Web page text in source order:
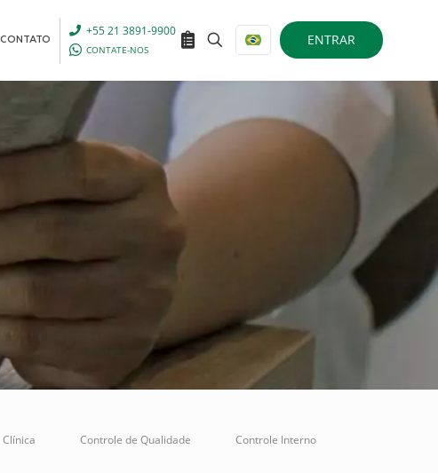
CONTATO
+55 21 3891-9900
CONTATE-NOS
ENTRAR
Clínica Controle de Qualidade Controle Interno